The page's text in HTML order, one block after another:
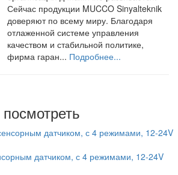
Сейчас продукции MUCCO Sinyalteknik
доверяют по всему миру. Благодаря
отлаженной системе управления
качеством и стабильной политике,
фирма гаран... Подробнее...
датчиком, с 4 режимами, 12-24V